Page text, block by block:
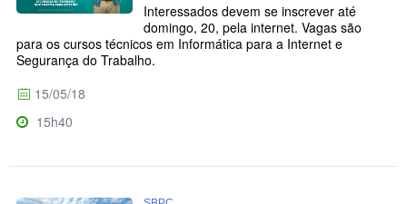
Interessados devem se inscrever até
domingo, 20, pela internet. Vagas são
para os cursos técnicos em Informática para a Internet e
Segurança do Trabalho.
15/05/18
15h40